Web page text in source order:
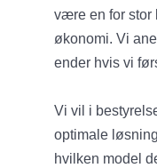
være en for stor
økonomi. Vi
ender hvis vi
Vi vil i
optimale
hvilken model